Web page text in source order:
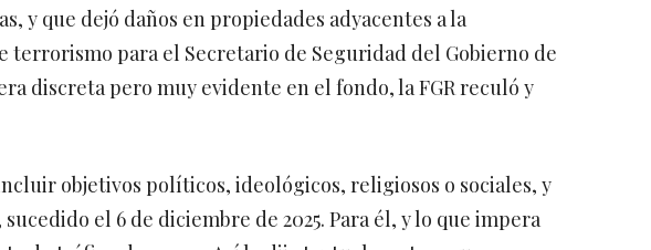
y que dejó daños en propiedades adyacentes a la
terrorismo para el Secretario de Seguridad del Gobierno de
discreta pero muy evidente en el fondo, la FGR reculó y
objetivos políticos, ideológicos, religiosos o sociales, y
el 6 de diciembre de 2025. Para él, y lo que impera